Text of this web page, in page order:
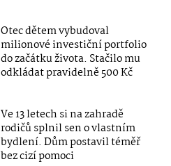
Otec dětem vybudoval
milionové investiční portfolio
do začátku života. Stačilo mu
odkládat pravidelně 500 Kč
Ve 13 letech si na zahradě
rodičů splnil sen o vlastním
bydlení. Dům postavil téměř
bez cizí pomoci